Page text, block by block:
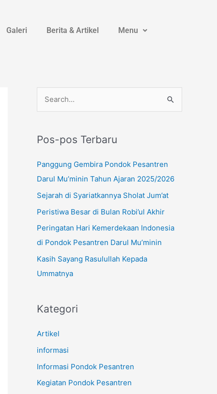
Galeri Berita & Artikel Menu
i
u
n
k
:
Pos-pos Terbaru
Panggung Gembira Pondok Pesantren
Darul Mu’minin Tahun Ajaran 2025/2026
Sejarah di Syariatkannya Sholat Jum’at
Peristiwa Besar di Bulan Robi’ul Akhir
Peringatan Hari Kemerdekaan Indonesia
di Pondok Pesantren Darul Mu’minin
Kasih Sayang Rasulullah Kepada
Ummatnya
Kategori
Artikel
informasi
Informasi Pondok Pesantren
Kegiatan Pondok Pesantren
InstagramYouTube WhatsApp